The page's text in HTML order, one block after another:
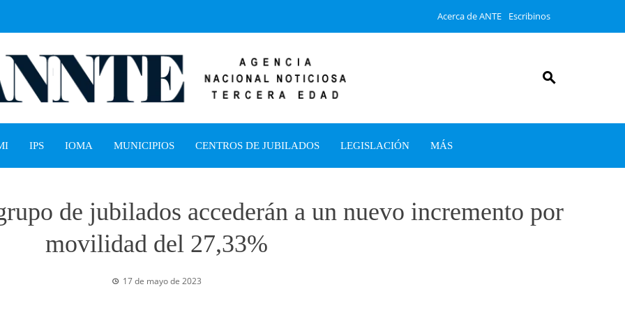
Acerca de ANTE Escribinos
IPS IOMA MUNICIPIOS CENTROS DE JUBILADOS LEGISLACIÓN MÁS
de jubilados accederán a un nuevo incremento por
movilidad del 27,33%
17 de mayo de 2023